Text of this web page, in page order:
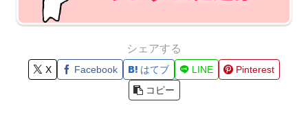
シェアする
X Facebook はてブ LINE
Pinterest
コピー